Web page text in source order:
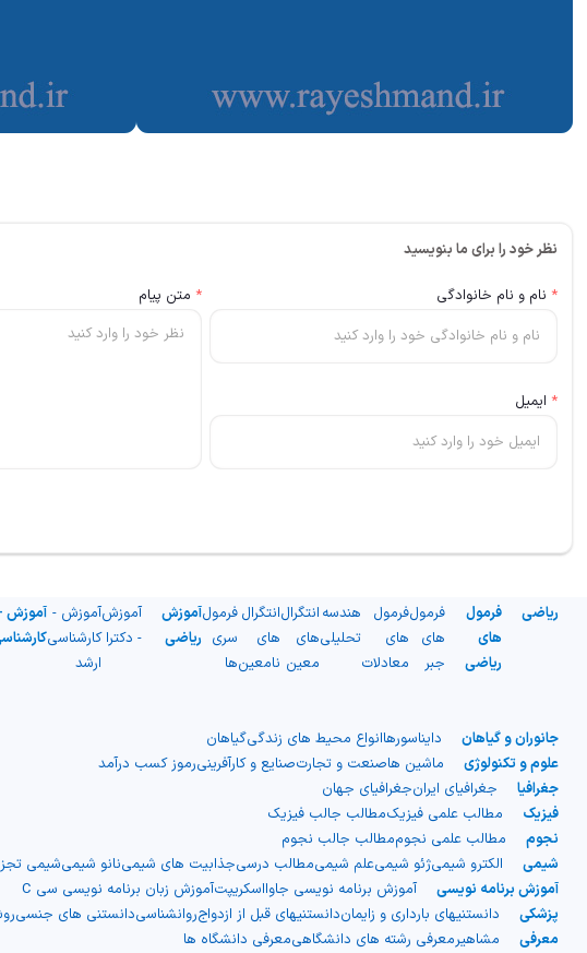
نظر خود را برای ما بنویسید
* نام و نام خانوادگی
* ایمیل
* متن پیام
ریاضی
فرمول
های
ریاضی
فرمول
های
جبر
فرمول
های
معادلات
هندسه
تحلیلی
انتگرال
های
معین
انتگرال
های
نامعین
فرمول
سری
ها
آموزش
ریاضی
آموزش
- دکترا
آموزش -
کارشناسی
ارشد
آموزش
جانوران و گیاهان
دایناسورهاانواع محیط های زندگیگیاهان
علوم و تکنولوژی
ماشین هاصنعت و تجارتصنایع و کارآفرینیرموز کسب درآمد
جغرافیا
جغرافیای ایرانجغرافیای جهان
فیزیک
مطالب علمی فیزیکمطالب جالب فیزیک
نجوم
مطالب علمی نجوممطالب جالب نجوم
شیمی
الکترو شیمیژئو شیمیعلم شیمیمطالب درسیجذابیت های شیمینانو شیمیشیمی
آموزش برنامه نویسی
آموزش برنامه نویسی جاوااسکریپتآموزش زبان برنامه نویسی سی C
پزشکی
دانستنیهای بارداری و زایماندانستنیهای قبل از ازدواجروانشناسیدانستنی های جنسی
معرفی
مشاهیرمعرفی رشته های دانشگاهیمعرفی دانشگاه ها